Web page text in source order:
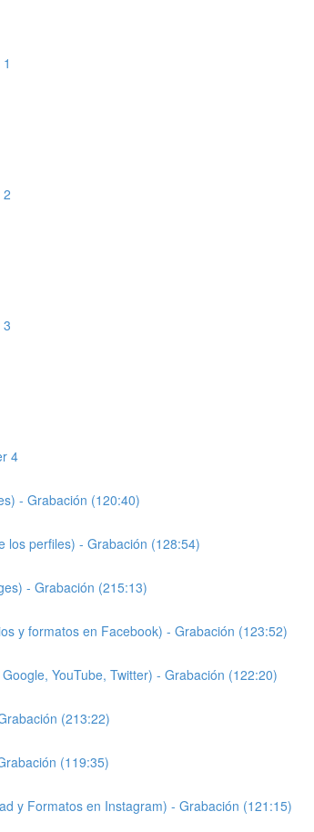
4
- Grabación (120:40)
los perfiles) - Grabación (128:54)
- Grabación (215:13)
y formatos en Facebook) - Grabación (123:52)
YouTube, Twitter) - Grabación (122:20)
(213:22)
(119:35)
y Formatos en Instagram) - Grabación (121:15)